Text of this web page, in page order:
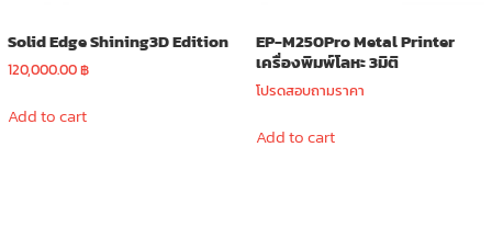
Solid Edge Shining3D Edition
120,000.00฿
Add to cart
EP-M250Pro Metal Printer
เครื่องพิมพ์โลหะ 3มิติ
โปรดสอบถามราคา
Add to cart